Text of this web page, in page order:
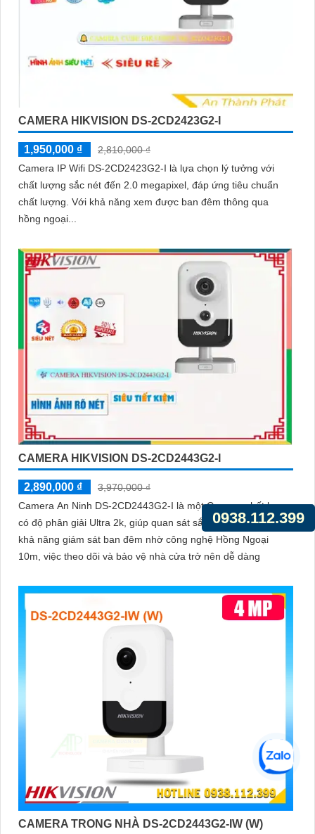
CAMERA HIKVISION DS-2CD2423G2-I
1,950,000 ₫
2,810,000 ₫
Camera IP Wifi DS-2CD2423G2-I là lựa chọn lý tưởng với
chất lượng sắc nét đến 2.0 megapixel, đáp ứng tiêu chuẩn
chất lượng. Với khả năng xem được ban đêm thông qua
hồng ngoại...
CAMERA HIKVISION DS-2CD2443G2-I
2,890,000 ₫
3,970,000 ₫
Camera An Ninh DS-2CD2443G2-I là một Camera chất lượng
có độ phân giải Ultra 2k, giúp quan sát sắt nét và chi tiết. Với
khả năng giám sát ban đêm nhờ công nghệ Hồng Ngoại
10m, việc theo dõi và bảo vệ nhà cửa trở nên dễ dàng
CAMERA TRONG NHÀ DS-2CD2443G2-IW (W)
0938.112.399